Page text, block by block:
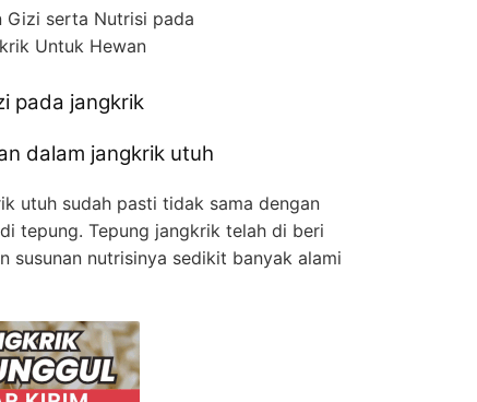
Gizi serta Nutrisi pada
Untuk Hewan
pada jangkrik
dalam jangkrik utuh
utuh sudah pasti tidak sama dengan
tepung. Tepung jangkrik telah di beri
susunan nutrisinya sedikit banyak alami